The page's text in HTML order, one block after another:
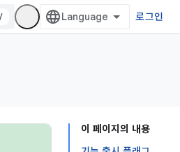
/ 로그인
이 페이지의 내용